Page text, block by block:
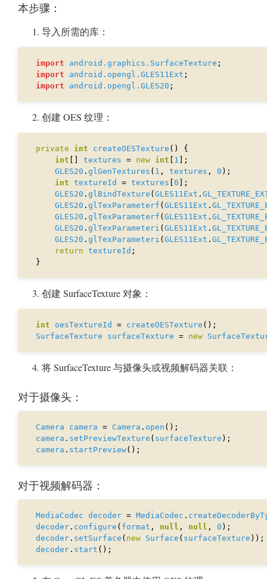
本步骤：
导入所需的库：
import android.graphics.SurfaceTexture
import
android.opengl.GLES11Ext
import
android.opengl.GLES20
创建 OES 纹理：
private int createOESTexture
int
textures = new int 1
GLES20 . glGenTextures ( 1 , textures , 0
int textureId = textures 0
GLES20 . glBindTexture ( GLES11Ext .
GLES20 . glTexParameterf ( GLES11Ext .
GLES20 . glTexParameterf ( GLES11Ext .
GLES20 . glTexParameteri ( GLES11Ext .
GLES20 . glTexParameteri ( GLES11Ext .
return textureId
创建 SurfaceTexture 对象：
int oesTextureId = createOESTexture
SurfaceTexture
surfaceTexture = new
将 SurfaceTexture 与摄像头或视频解码器关联：
对于摄像头：
Camera camera = Camera . open
camera . setPreviewTexture ( surfaceTexture
camera . startPreview
对于视频解码器：
MediaCodec decoder = MediaCodec .
decoder . configure ( format , null , null , 0
decoder . setSurface ( new Surface ( surfaceTexture
decoder . start